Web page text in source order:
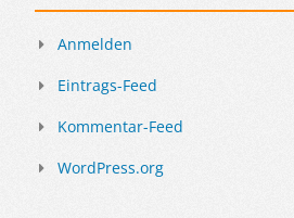
Anmelden
Eintrags-Feed
Kommentar-Feed
WordPress.org